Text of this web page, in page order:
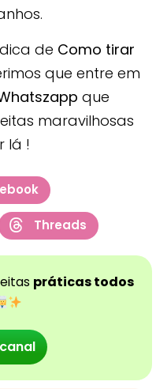
de Como tirar
que entre em
que
maravilhosas
lá !
Threads
práticas todos